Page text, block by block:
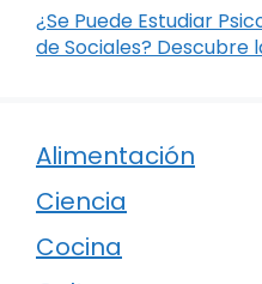
¿Se Puede Estudiar
de Sociales? Descubre
Alimentación
Ciencia
Cocina